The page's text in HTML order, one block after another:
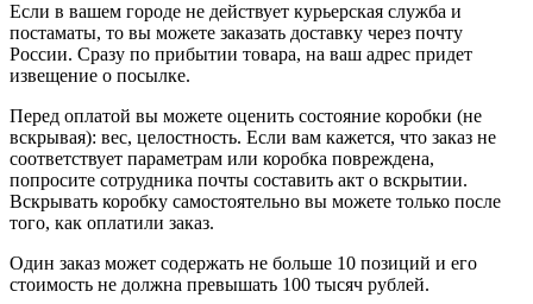
Если в вашем городе не действует курьерская служба и
постаматы, то вы можете заказать доставку через почту
России. Сразу по прибытии товара, на ваш адрес придет
извещение о посылке.
Перед оплатой вы можете оценить состояние коробки (не
вскрывая): вес, целостность. Если вам кажется, что заказ не
соответствует параметрам или коробка повреждена,
попросите сотрудника почты составить акт о вскрытии.
Вскрывать коробку самостоятельно вы можете только после
того, как оплатили заказ.
Один заказ может содержать не больше 10 позиций и его
стоимость не должна превышать 100 тысяч рублей.